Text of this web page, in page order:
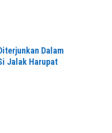
Dalam
Jalak Harupat